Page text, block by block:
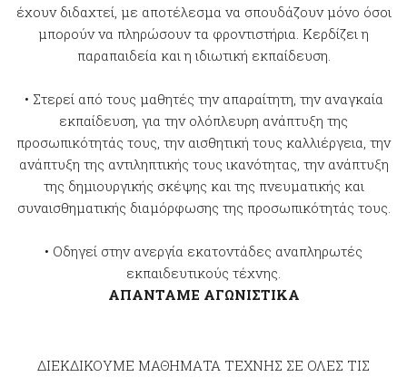
έχουν διδαχτεί, με αποτέλεσμα να σπουδάζουν μόνο όσοι
μπορούν να πληρώσουν τα φροντιστήρια. Κερδίζει η
παραπαιδεία και η ιδιωτική εκπαίδευση.
• Στερεί από τους μαθητές την απαραίτητη, την αναγκαία
εκπαίδευση, για την ολόπλευρη ανάπτυξη της
προσωπικότητάς τους, την αισθητική τους καλλιέργεια, την
ανάπτυξη της αντιληπτικής τους ικανότητας, την ανάπτυξη
της δημιουργικής σκέψης και της πνευματικής και
συναισθηματικής διαμόρφωσης της προσωπικότητάς τους.
• Οδηγεί στην ανεργία εκατοντάδες αναπληρωτές
εκπαιδευτικούς τέχνης.
ΑΠΑΝΤΑΜΕ ΑΓΩΝΙΣΤΙΚΑ
ΔΙΕΚΔΙΚΟΥΜΕ ΜΑΘΗΜΑΤΑ ΤΕΧΝΗΣ ΣΕ ΟΛΕΣ ΤΙΣ